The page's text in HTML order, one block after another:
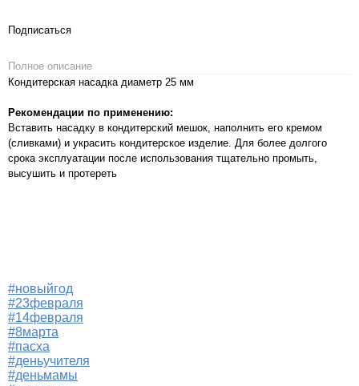
Подписаться
Полное описание
Кондитерская насадка диаметр 25 мм
Рекомендации по применению:
Вставить насадку в кондитерский мешок, наполнить его кремом
(сливками) и украсить кондитерское изделие. Для более долгого
срока эксплуатации после использования тщательно промыть,
высушить и протереть
#новыйгод
#23февраля
#14февраля
#8марта
#пасха
#деньучителя
#деньмамы